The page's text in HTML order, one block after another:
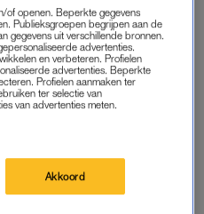
met verschillende scenario’s”,
of gehoord worden
de politie.
in je mail?
of openen. Beperkte gegevens
Publieksgroepen begrijpen aan de
gegevens uit verschillende bronnen.
advertenties.
en verbeteren. Profielen
advertenties. Beperkte
Profielen aanmaken ter
ter selectie van
van advertenties meten.
Akkoord